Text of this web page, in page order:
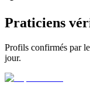
Praticiens
Profils confirmés par
jour.